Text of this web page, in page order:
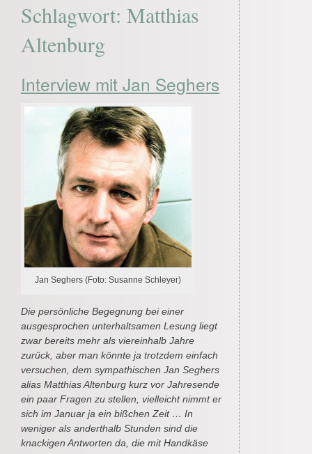
Schlagwort: Matthias
Altenburg
Interview mit Jan Seghers
Jan Seghers (Foto: Susanne Schleyer)
Die persönliche Begegnung bei einer
ausgesprochen unterhaltsamen Lesung liegt
zwar bereits mehr als viereinhalb Jahre
zurück, aber man könnte ja trotzdem einfach
versuchen, dem sympathischen Jan Seghers
alias Matthias Altenburg kurz vor Jahresende
ein paar Fragen zu stellen, vielleicht nimmt er
sich im Januar ja ein bißchen Zeit … In
weniger als anderthalb Stunden sind die
knackigen Antworten da, die mit Handkäse